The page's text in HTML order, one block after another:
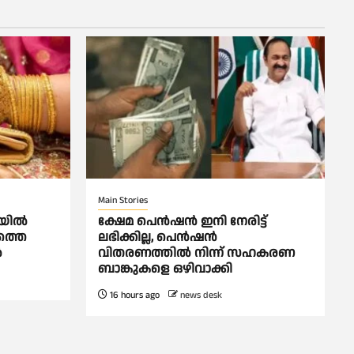
Main Stories
ക്ഷേമ പെൻഷൻ ഇനി നേരിട്ട്
ലഭിക്കില്ല, പെൻഷൻ
വിതരണത്തില്‍ നിന്ന് സഹകരണ
ബാങ്കുകളെ ഒഴിവാക്കി
16 hours ago news desk